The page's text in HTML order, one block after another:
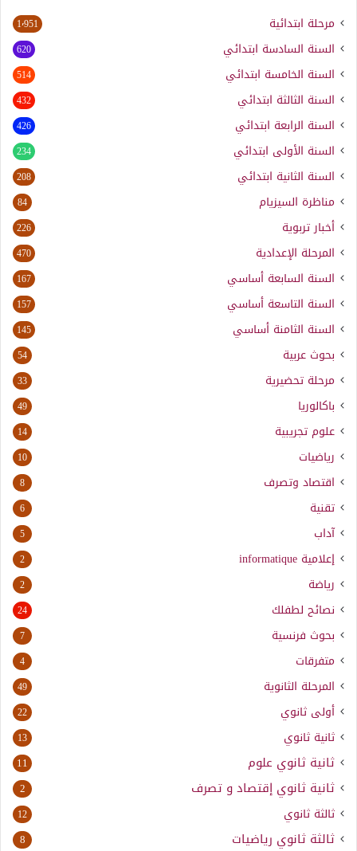
مرحلة ابتدائية 1٬951
السنة السادسة ابتدائي 620
السنة الخامسة ابتدائي 514
السنة الثالثة ابتدائي 432
السنة الرابعة ابتدائي 426
السنة الأولى ابتدائي 234
السنة الثانية ابتدائي 208
مناظرة السيزيام 84
أخبار تربوية 226
المرحلة الإعدادية 470
السنة السابعة أساسي 167
السنة التاسعة أساسي 157
السنة الثامنة أساسي 145
بحوث عربية 54
مرحلة تحضيرية 33
باكالوريا 49
علوم تجريبية 14
رياضيات 10
اقتصاد وتصرف 8
تقنية 6
آداب 5
إعلامية informatique
2
رياضة 2
نصائح لطفلك 24
بحوث فرنسية 7
متفرقات 4
المرحلة الثانوية 49
أولى ثانوي 22
ثانية ثانوي 13
ثانية ثانوي علوم 11
ثانية ثانوي إقتصاد و تصرف 2
ثالثة ثانوي 12
ثالثة ثانوي رياضيات 8